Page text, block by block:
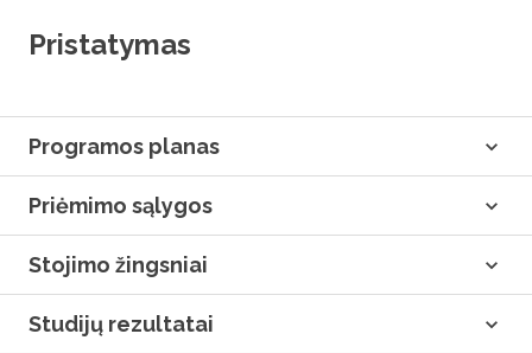
Pristatymas
Programos planas
Priėmimo sąlygos
Stojimo žingsniai
Studijų rezultatai